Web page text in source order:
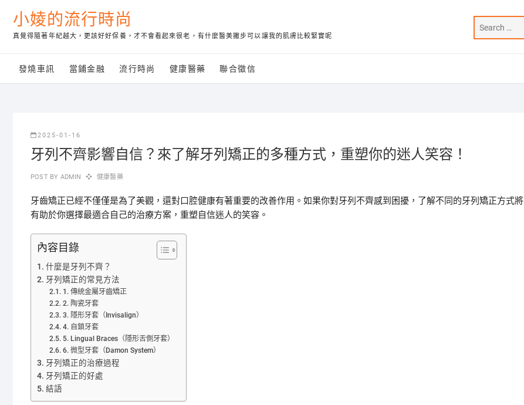
content
小婈的流行時尚
真覺得隨著年紀越大，更該好好保養，才不會看起來很老，有什麼醫美撇步可以讓我的肌膚比較緊實呢
發燒車訊 當鋪金融 流行時尚 健康醫藥 聯合徵信
2025-01-16
牙列不齊影響自信？來了解牙列矯正的多種方式，重塑你的迷人笑容！
POST BY ADMIN 健康醫藥
牙齒矯正已經不僅僅是為了美觀，還對口腔健康有著重要的改善作用。如果你對牙列不齊感到困擾，了解不同的牙列矯正方式將
有助於你選擇最適合自己的治療方案，重塑自信迷人的笑容。
內容目錄
什麼是牙列不齊？
牙列矯正的常見方法
1. 傳統金屬牙齒矯正
2. 陶瓷牙套
3. 隱形牙套（Invisalign）
4. 自鎖牙套
5. Lingual Braces（隱形舌側牙套）
6. 微型牙套（Damon System）
牙列矯正的治療過程
牙列矯正的好處
結語